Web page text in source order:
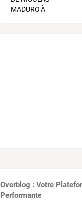
Overblog : Votre
Performante